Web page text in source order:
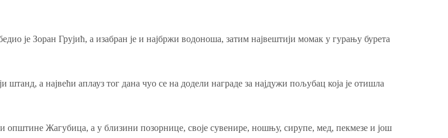
је Зоран Грујић, а изабран је и најбржи водоноша, затим највештији момак у гурању бурета
а највећи аплауз тог дана чуо се на додели награде за најдужи пољубац која је отишла
Жагубица, а у близини позорнице, своје сувенире, ношњу, сирупе, мед, пекмезе и још